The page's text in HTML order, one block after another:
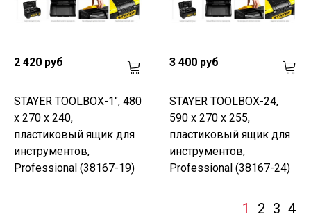
2 420 руб
STAYER TOOLBOX-1", 480
х 270 х 240,
пластиковый ящик для
инструментов,
Professional (38167-19)
3 400 руб
STAYER TOOLBOX-24,
590 х 270 х 255,
пластиковый ящик для
инструментов,
Professional (38167-24)
1 2 3 4